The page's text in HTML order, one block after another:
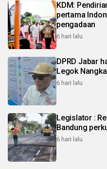
KDM:
pertama
pengadaan
6 hari lalu
DPRD Jabar
Legok
6 hari lalu
Legislator : Rekonstruksi Jalan Soreang-
Bandung
6 hari lalu